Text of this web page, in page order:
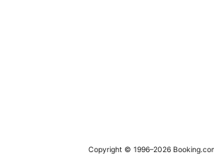
Copyright © 1996–2026